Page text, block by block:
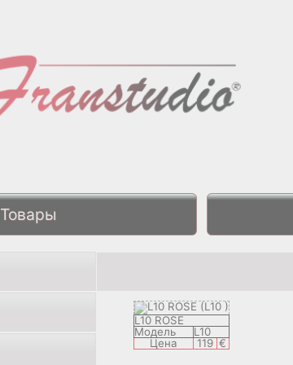
Товары
L10 ROSE
Модель
L10
Цена
119 €